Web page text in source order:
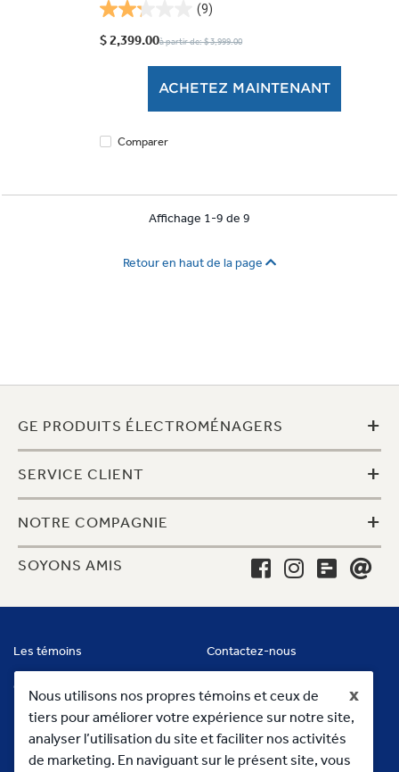
x
Nous utilisons nos propres témoins et ceux de
tiers pour améliorer votre expérience sur notre site,
analyser l’utilisation du site et faciliter nos activités
de marketing. En naviguant sur le présent site, vous
(9)
2.2
étoile(s)
$ 2,399.00à partir de: $ 3,999.00
ACHETEZ MAINTENANT
Comparer
Affichage 1-9 de 9
Retour en haut de la page
GE PRODUITS ÉLECTROMÉNAGERS +
SERVICE CLIENT +
NOTRE COMPAGNIE +
SOYONS AMIS
Les témoins Contactez-nous
Conditions